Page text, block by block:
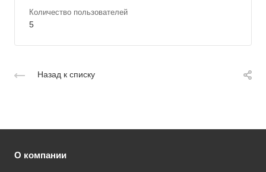
Количество пользователей
5
Назад к списку
О компании